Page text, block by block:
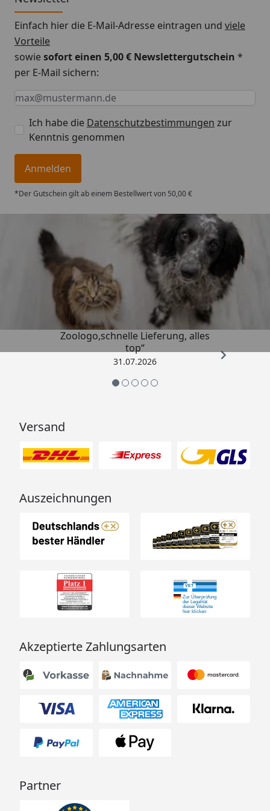
Einfach hier die E-Mail-Adresse eintragen und viele
Vorteile
sowiesofort einen 5,00 € Newslettergutschein *
per E-Mail sichern:
Keine Eingabe erforderlich
Eingabe erforderlich
E-Mail *
Ich habe die Datenschutzbestimmungen zur
Kenntnis genommen
Anmelden
*Der Gutschein gilt ab einem Bestellwert von 50,00 €
Trusted Shops
/ 5
„Gute Erfahrung mit
Zoologo,schnelle Lieferung, alles
top“
31.07.2026
Versand
Auszeichnungen
Akzeptierte Zahlungsarten
Partner